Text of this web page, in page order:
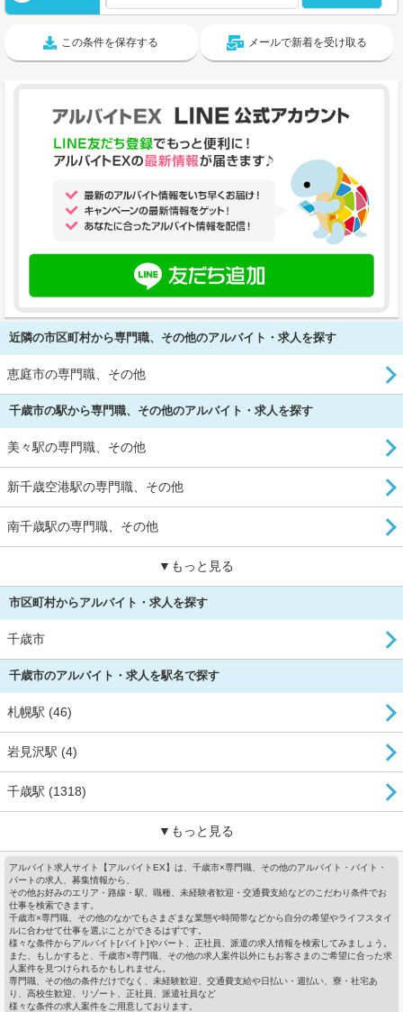
この条件を保存する メールで新着を受け取る
近隣の市区町村から専門職、その他のアルバイト・求人を探す
恵庭市の専門職、その他
千歳市の駅から専門職、その他のアルバイト・求人を探す
美々駅の専門職、その他
新千歳空港駅の専門職、その他
南千歳駅の専門職、その他
▼もっと見る
市区町村からアルバイト・求人を探す
千歳市
千歳市のアルバイト・求人を駅名で探す
札幌駅 (46)
岩見沢駅 (4)
千歳駅 (1318)
▼もっと見る
アルバイト求人サイト【アルバイトEX】は、千歳市×専門職、その他のアルバイト・バイト・
パートの求人、募集情報から、
その他お好みのエリア・路線・駅、職種、未経験者歓迎・交通費支給などのこだわり条件でお
仕事を検索できます。
千歳市×専門職、その他のなかでもさまざまな業態や時間帯などから自分の希望やライフスタイ
ルに合わせて仕事を選ぶことができるはずです。
様々な条件からアルバイト[バイト]やパート、正社員、派遣の求人情報を検索してみましょう。
また、もしかすると、千歳市×専門職、その他の求人案件以外にもお客さまのご希望に合った求
人案件を見つけられるかもしれません。
専門職、その他の条件だけでなく、未経験歓迎、交通費支給や日払い・週払い、寮・社宅あ
り、高校生歓迎、リゾート、正社員、派遣社員など
様々な条件の求人案件をご用意しております。